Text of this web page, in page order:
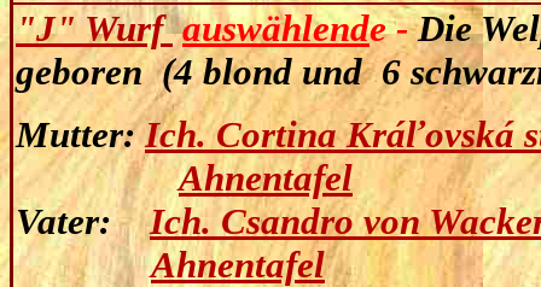
"J" Wurf auswählende-Die
geboren (4 blond und 6
Mutter:Ich. Cortina Kráľovská
Ahnentafel
Vater:Ich. Csandro von
Ahnentafel